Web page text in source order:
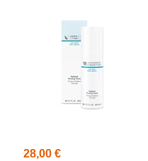
28,00 €